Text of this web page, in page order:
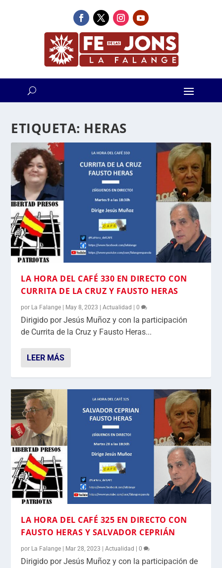
ETIQUETA: HERAS
LA HORA DEL CAFÉ 330 EN DIRECTO CON
CURRITA DE LA CRUZ Y FAUSTO HERAS
por La Falange | May 8, 2023 |Actualidad |0
Dirigido por Jesús Muñoz y con la participación
de Currita de la Cruz y Fausto Heras...
LEER MÁS
LA HORA DEL CAFÉ 325 EN DIRECTO CON
FAUSTO HERAS Y SALVADOR CEPRIÁN
por La Falange Mar 28, 2023 |Actualidad |0
Dirigido por Jesús Muñoz y con la participación de